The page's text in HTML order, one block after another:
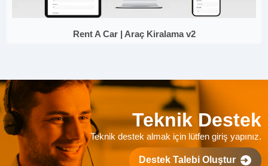
Rent A Car | Araç Kiralama v2
Teknik Destek
Teknik destek almak için lütfen giriş yapınız.
Destek Talebi Oluştur